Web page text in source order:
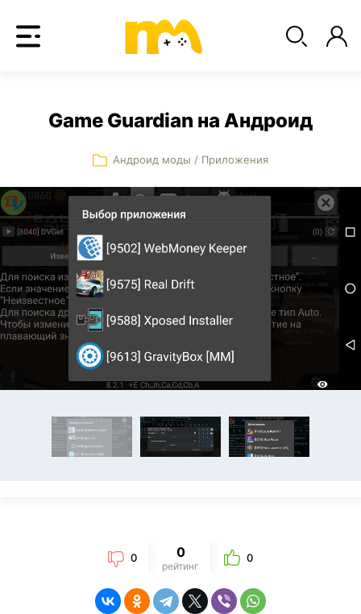
Game Guardian на Андроид
Андроид моды / Приложения
0 0
рейтинг
0